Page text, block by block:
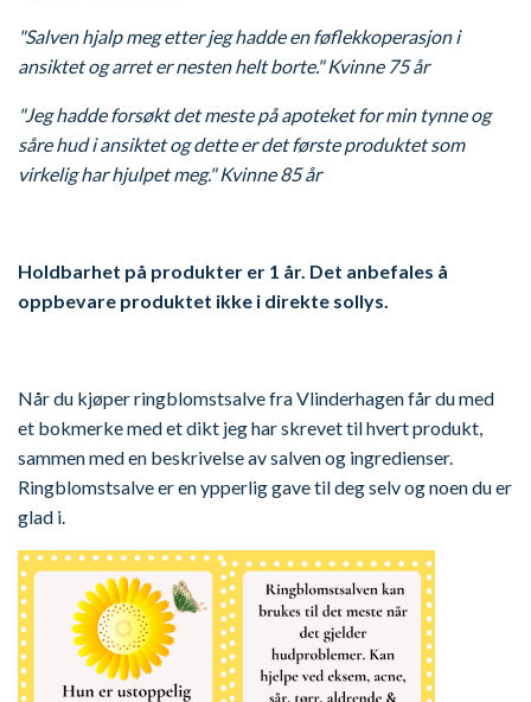
"Salven hjalp meg etter jeg hadde en føflekkoperasjon i
ansiktet og arret er nesten helt borte." Kvinne 75 år
"Jeg hadde forsøkt det meste på apoteket for min tynne og
såre hud i ansiktet og dette er det første produktet som
virkelig har hjulpet meg." Kvinne 85 år
Holdbarhet på produkter er 1 år. Det anbefales å
oppbevare produktet ikke i direkte sollys.
Når du kjøper ringblomstsalve fra Vlinderhagen får du med
et bokmerke med et dikt jeg har skrevet til hvert produkt,
sammen med en beskrivelse av salven og ingredienser.
Ringblomstsalve er en ypperlig gave til deg selv og noen du er
glad i.